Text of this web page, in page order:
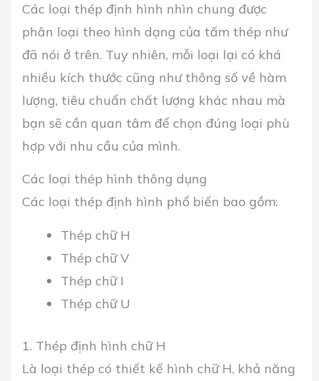
Các loại thép định hình nhìn chung được
phân loại theo hình dạng của tấm thép như
đã nói ở trên. Tuy nhiên, mỗi loại lại có khá
nhiều kích thước cũng như thông số về hàm
lượng, tiêu chuẩn chất lượng khác nhau mà
bạn sẽ cần quan tâm để chọn đúng loại phù
hợp với nhu cầu của mình.
Các loại thép hình thông dụng
Các loại thép định hình phổ biến bao gồm:
Thép chữ H
Thép chữ V
Thép chữ I
Thép chữ U
1. Thép định hình chữ H
Là loại thép có thiết kế hình chữ H, khả năng